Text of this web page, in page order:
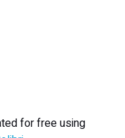
for free using